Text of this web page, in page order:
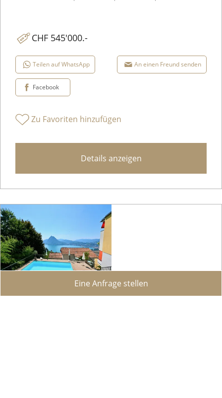
CHF 545'000.-
Teilen auf WhatsApp An einen Freund senden
Facebook
Zu Favoriten hinzufügen
Details anzeigen
Eine Anfrage stellen